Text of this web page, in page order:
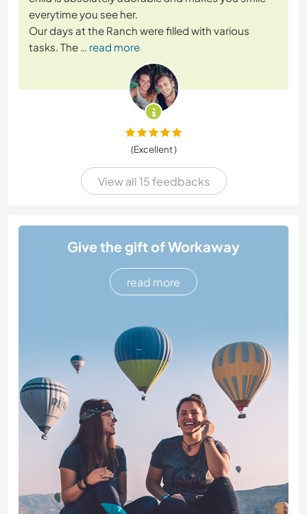
everytime you see her.
Our days at the Ranch were filled with various
tasks. The … read more
(Excellent )
View all 15 feedbacks
Give the gift of Workaway
read more